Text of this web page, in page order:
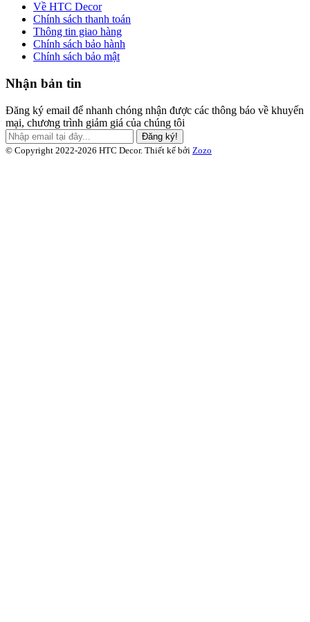
Về HTC Decor
Chính sách thanh toán
Thông tin giao hàng
Chính sách bảo hành
Chính sách bảo mật
Nhận bản tin
Đăng ký email để nhanh chóng nhận được các thông báo về khuyến
mại, chương trình giảm giá của chúng tôi
Đăng ký!
© Copyright 2022-2026 HTC Decor. Thiết kế bởi Zozo